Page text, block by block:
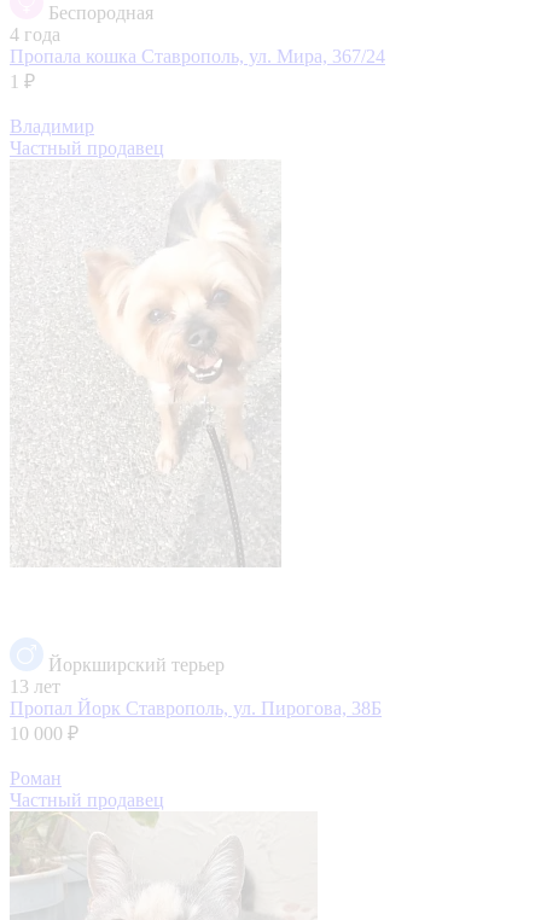
Беспородная
4 года
Пропала кошка Ставрополь, ул. Мира, 367/24
1 ₽
Владимир
Частный продавец
Йоркширский терьер
13 лет
Пропал Йорк Ставрополь, ул. Пирогова, 38Б
10 000 ₽
Роман
Частный продавец